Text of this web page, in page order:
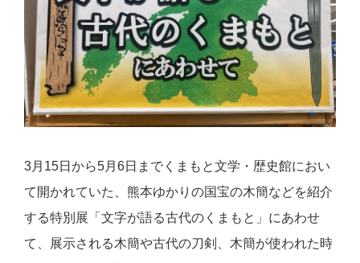
3月15日から5月6日までくまもと文学・歴史館におい
て開かれていた、熊本ゆかりの国宝の木簡などを紹介
する特別展「文字が語る古代のくまもと」にあわせ
て、展示される木簡や古代の刀剣、木簡が使われた時